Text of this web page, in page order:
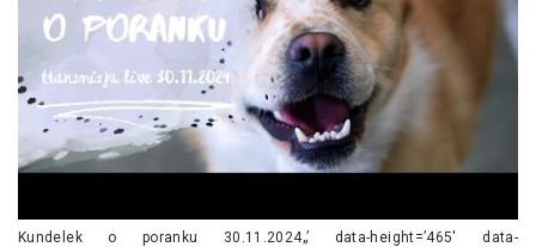
Kundelek o poranku 30.11.2024„’ data-height=’465′ data-